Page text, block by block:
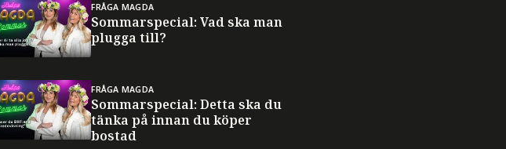
FRÅGA MAGDA
Sommarspecial: Vad ska man
plugga till?
FRÅGA MAGDA
Sommarspecial: Detta ska du
tänka på innan du köper
bostad